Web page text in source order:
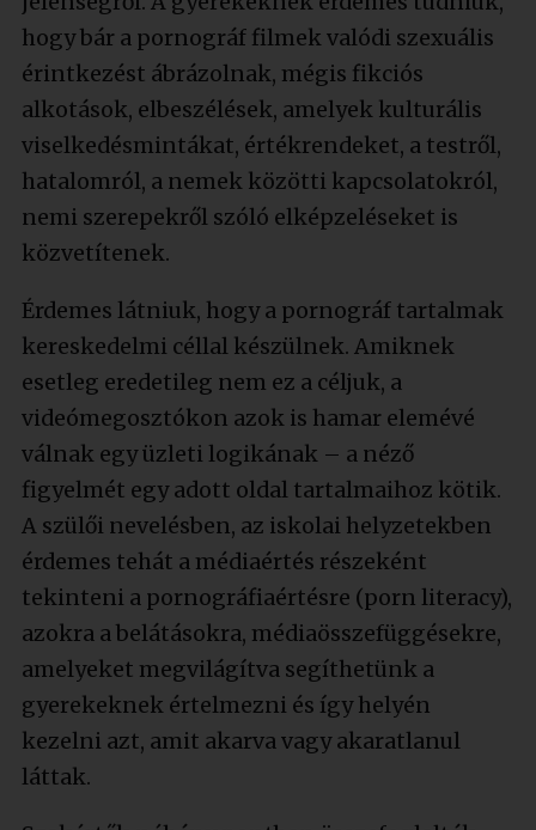
hogy bár a pornográf filmek valódi szexuális
érintkezést ábrázolnak, mégis fikciós
alkotások, elbeszélések, amelyek kulturális
viselkedésmintákat, értékrendeket, a testről,
hatalomról, a nemek közötti kapcsolatokról,
nemi szerepekről szóló elképzeléseket is
közvetítenek.
Érdemes látniuk, hogy a pornográf tartalmak
kereskedelmi céllal készülnek. Amiknek
esetleg eredetileg nem ez a céljuk, a
videómegosztókon azok is hamar elemévé
válnak egy üzleti logikának – a néző
figyelmét egy adott oldal tartalmaihoz kötik.
A szülői nevelésben, az iskolai helyzetekben
érdemes tehát a médiaértés részeként
tekinteni a pornográfiaértésre (porn literacy),
azokra a belátásokra, médiaösszefüggésekre,
amelyeket megvilágítva segíthetünk a
gyerekeknek értelmezni és így helyén
kezelni azt, amit akarva vagy akaratlanul
láttak.